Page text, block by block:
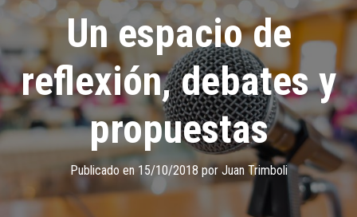
Un espacio de
reflexión, debates y
propuestas
Publicado en15/10/2018 porJuan Trimboli